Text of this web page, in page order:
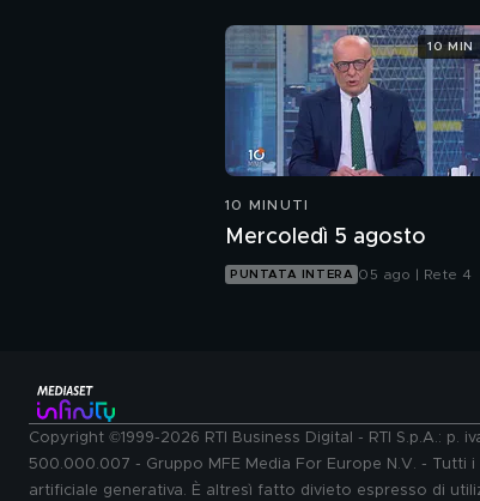
10 MINUTI
Mercoledì 5 agosto
PUNTATA INTERA 05 ago | Rete 4
10 MIN
Copyright ©1999-2026 RTI Business Digital - RTI S.p.A.: p.
500.000.007 - Gruppo MFE Media For Europe N.V. -
artificiale generativa. È altresì fatto divieto espresso di